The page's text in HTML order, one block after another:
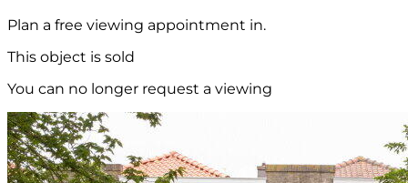
Plan a free viewing appointment in.
This object is sold
You can no longer request a viewing